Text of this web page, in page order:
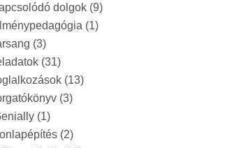
dolgok (9)
(1)
(3)
(31)
(13)
(3)
(1)
(2)